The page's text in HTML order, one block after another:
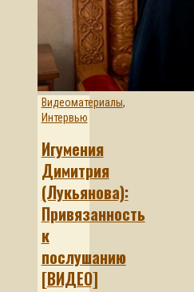
Видеоматериалы,
Интервью
Игумения
Димитрия
(Лукьянова):
Привязанность
к
послушанию
[ВИДЕО]